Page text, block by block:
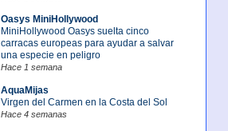
Oasys MiniHollywood
MiniHollywood Oasys suelta cinco
carracas europeas para ayudar a salvar
una especie en peligro
Hace 1 semana
AquaMijas
Virgen del Carmen en la Costa del Sol
Hace 4 semanas